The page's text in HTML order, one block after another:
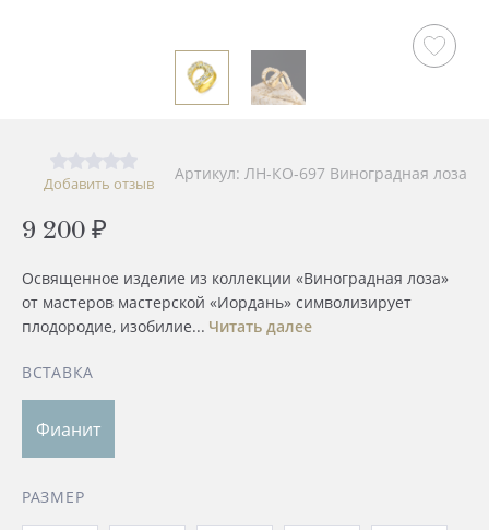
Добавить отзыв Артикул: ЛН-КО-697 Виноградная лоза
9 200 ₽
Освященное изделие из коллекции «Виноградная лоза»
от мастеров мастерской «Иордань» символизирует
плодородие, изобилие... Читать далее
ВСТАВКА
Фианит
РАЗМЕР